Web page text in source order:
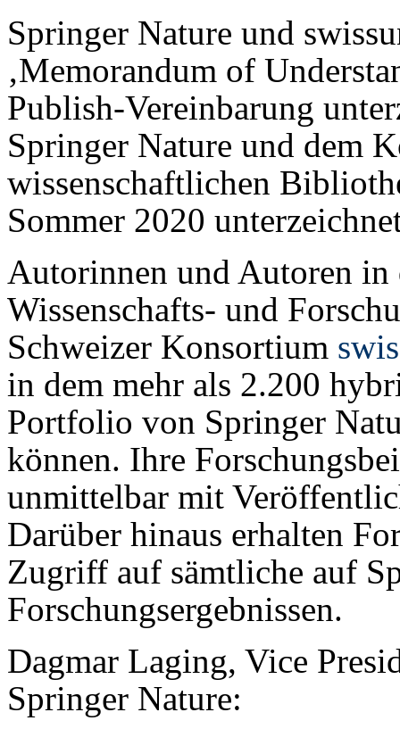
Springer Nature und
‚Memorandum of
Publish-Vereinbarung
Springer Nature und dem
wissenschaftlichen
Sommer 2020
Autorinnen und Autoren in
Wissenschafts- und
Schweizer Konsortium
in dem mehr als 2.200
Portfolio von Springer
können. Ihre
unmittelbar mit
Darüber hinaus erhalten
Zugriff auf sämtliche auf
Forschungsergebnissen.
Dagmar Laging, Vice
Springer Nature: